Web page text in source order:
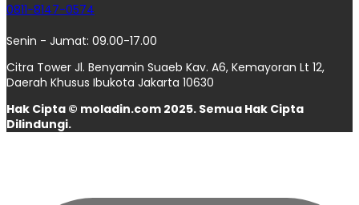
0811-8147-0574
Senin - Jumat: 09.00-17.00
Citra Tower Jl. Benyamin Suaeb Kav. A6, Kemayoran Lt 12,
Daerah Khusus Ibukota Jakarta 10630
Hak Cipta © moladin.com 2025. Semua Hak Cipta
Dilindungi.